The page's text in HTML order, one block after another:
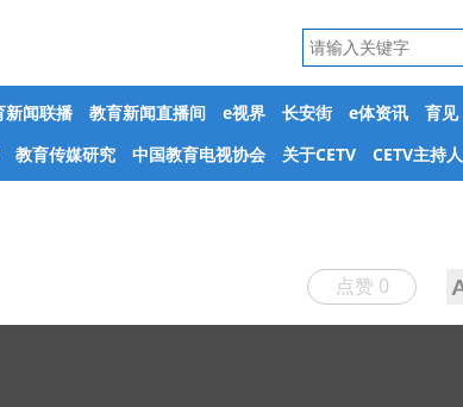
新闻联播 教育新闻直播间 e视界 长安街 e体资讯 育见
教育传媒研究 中国教育电视协会 关于CETV CETV主持人
点赞 0